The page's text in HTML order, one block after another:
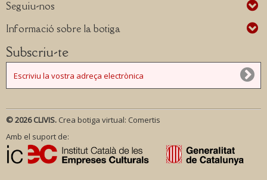
Seguiu-nos
Informació sobre la botiga
Subscriu-te
© 2026 CLIVIS. Crea botiga virtual: Comertis
Amb el suport de: